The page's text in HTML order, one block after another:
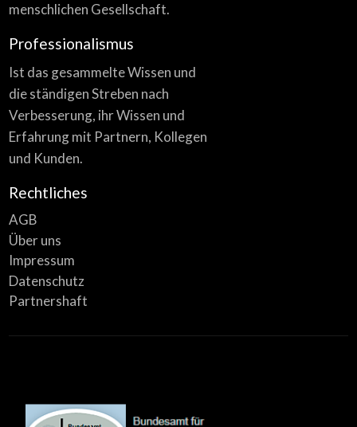
menschlichen Gesellschaft.
Professionalismus
Ist das gesammelte Wissen und
die ständigen Streben nach
Verbesserung, ihr Wissen und
Erfahrung mit Partnern, Kollegen
und Kunden.
Rechtliches
AGB
Über uns
Impressum
Datenschutz
Partnershaft